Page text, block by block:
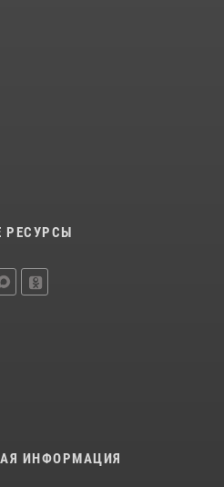
РЕСУРСЫ
ИНФОРМАЦИЯ